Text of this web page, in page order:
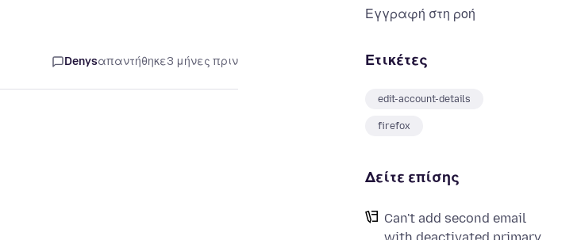
Εγγραφή στη ροή
Ετικέτες
edit-account-details
firefox
Δείτε επίσης
Can't add second email
with deactivated primary
Denysαπαντήθηκε3 μήνες πριν